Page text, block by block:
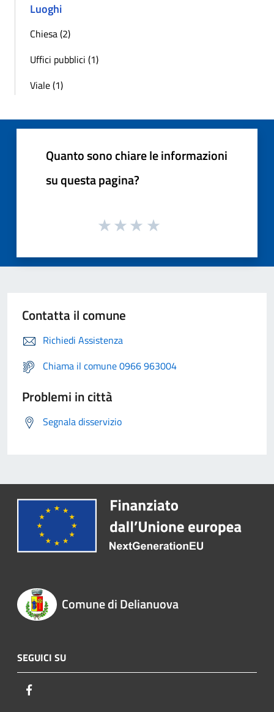
Luoghi
Chiesa (2)
Uffici pubblici (1)
Viale (1)
Quanto sono chiare le informazioni
su questa pagina?
Contatta il comune
Richiedi Assistenza
Chiama il comune 0966 963004
Problemi in città
Segnala disservizio
Comune di Delianuova
SEGUICI SU